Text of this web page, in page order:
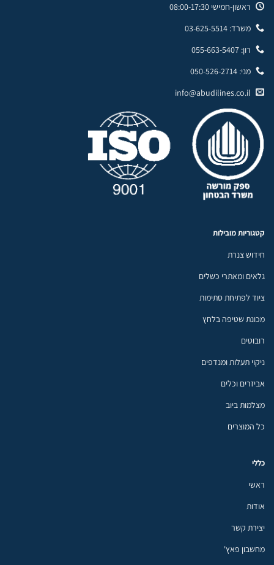
ראשון-חמישי 08:00-17:30
משרד: 03-625-5514
רון: 055-663-5407
מני: 050-526-2714
info@abudilines.co.il
קטגוריות מובילות
חידוש צנרת
גלאים ומאתרי כשלים
ציוד לפתיחת סתימות
מכונת שטיפה בלחץ
רובוטים
ניקוי תעלות ומנדפים
אביזרים וכלים
מצלמות ביוב
כל המוצרים
כללי
ראשי
אודות
יצירת קשר
מחשבון פאץ'